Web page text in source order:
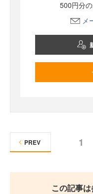
500円分
メ
1
PREV
この記事